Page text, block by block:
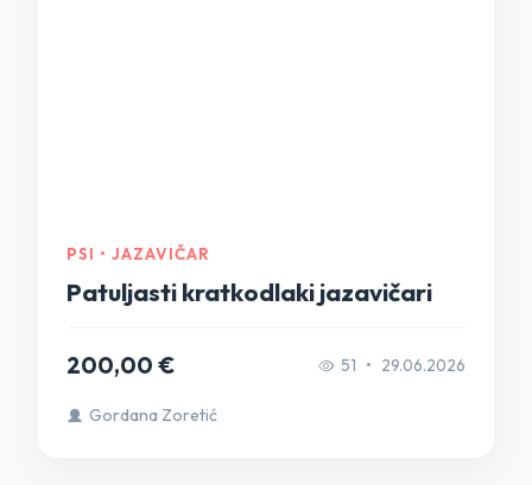
PSI • JAZAVIČAR
Patuljasti kratkodlaki jazavičari
200,00 € 51 • 29.06.2026
Gordana Zoretić